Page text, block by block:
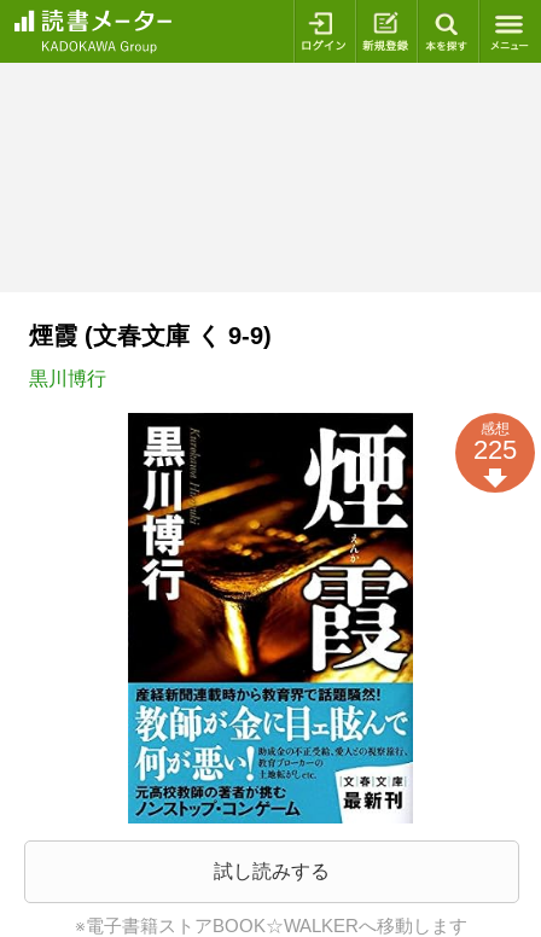
ログイン 新規登録
煙霞 (文春文庫 く 9-9)
黒川博行
試し読みする
※電子書籍ストアBOOK☆WALKERへ移動します
感想
225